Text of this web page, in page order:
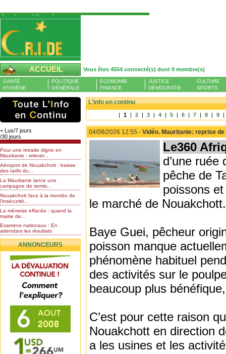
Authentification
Pour S'authentifier veuillez fournir votre
Pseudo et Mot de passer et cliquez sur : Se
connecter
Pseudo
Mot de passe
ACCUEIL Vous êtes 4554 connecté(s) dont 0 membre(s)
Liste des membres en ligne (0)
SANTÉ
HYGIÈNE
POLITIQUE
GÉNÉRALE
ECONOMIE
FINANCE
JUSTICE
DÉMOCRATIE
CULTURE
SPORTS
+ Lus/7 jours
/30 jours
Pour une retraite digne en
Mauritanie : relever...
Aéroport de Nouakchott : baisse
des tarifs du...
La Mauritanie lance une
campagne de semis...
Nouakchott face à la montée de
l’insécurité...
La mémoire effacée : quand la
mairie de...
Examens nationaux : En
attendant les résultats
Nomination de l’Honorable Diye
Ba au poste de...
Mauritanie : les résultats du
baccalauréat 2026...
Mauritanie : Les 10 premiers au
BEPC 2026
Un syndicat de l’enseignement
rejette la...
ANNONCEURS
L'info en continu
| 1 | 2 | 3 | 4 | 5 | 6 | 7 | 8 | 9 |
04/08/2026 12:55 - Vidéo. Mauritanie: reprise
Le360
d’une
pêche de
poissons
le marché de Nouakchott.
Baye Guei, pêcheur
poisson manque
phénomène habituel
des activités sur le
beaucoup plus
C’est pour cette raison
Nouakchott en direction
a les usines et les